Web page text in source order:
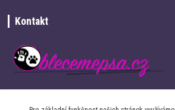
Kontakt